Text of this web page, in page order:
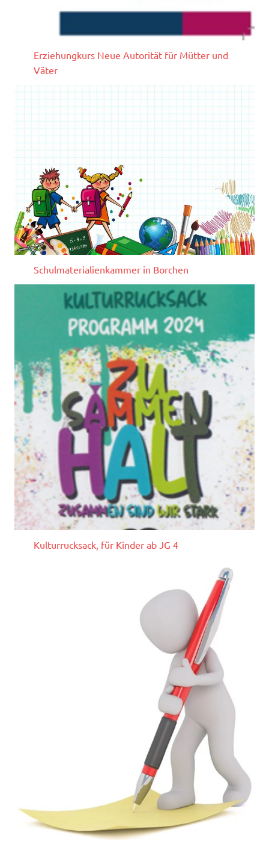
Erziehungkurs Neue Autorität für Mütter und
Väter
Schulmaterialienkammer in Borchen
Kulturrucksack, für Kinder ab JG 4